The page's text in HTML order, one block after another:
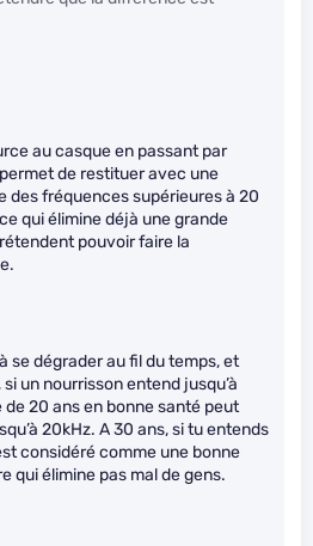
au casque en passant par
permet de restituer avec une
des fréquences supérieures à 20
qui élimine déjà une grande
pouvoir faire la
se dégrader au fil du temps, et
un nourrisson entend jusqu’à
de 20 ans en bonne santé peut
20kHz. A 30 ans, si tu entends
considéré comme une bonne
qui élimine pas mal de gens.